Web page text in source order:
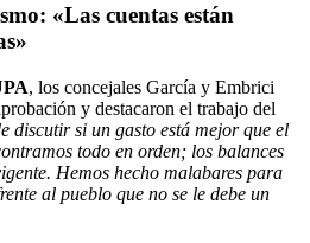
«Las cuentas están
, los concejales García y Embrici
y destacaron el trabajo del
discutir si un gasto está mejor que el
todo en orden; los balances
Hemos hecho malabares para
al pueblo que no se le debe un